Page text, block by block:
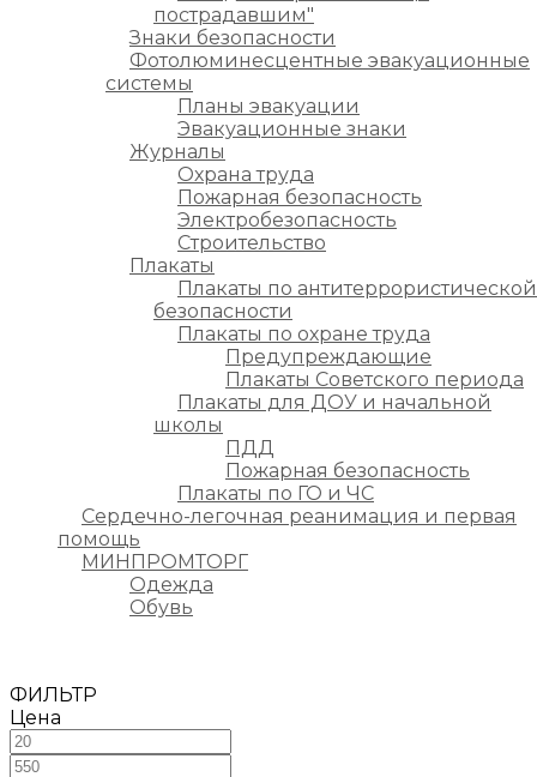
пострадавшим"
Знаки безопасности
Фотолюминесцентные эвакуационные
системы
Планы эвакуации
Эвакуационные знаки
Журналы
Охрана труда
Пожарная безопасность
Электробезопасность
Строительство
Плакаты
Плакаты по антитеррористической
безопасности
Плакаты по охране труда
Предупреждающие
Плакаты Советского периода
Плакаты для ДОУ и начальной
школы
ПДД
Пожарная безопасность
Плакаты по ГО и ЧС
Сердечно-легочная реанимация и первая
помощь
МИНПРОМТОРГ
Одежда
Обувь
ФИЛЬТР
Цена